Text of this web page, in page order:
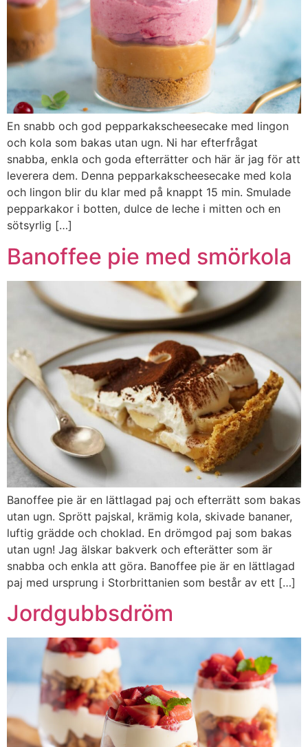
En snabb och god pepparkakscheesecake med lingon
och kola som bakas utan ugn. Ni har efterfrågat
snabba, enkla och goda efterrätter och här är jag för att
leverera dem. Denna pepparkakscheesecake med kola
och lingon blir du klar med på knappt 15 min. Smulade
pepparkakor i botten, dulce de leche i mitten och en
sötsyrlig […]
Banoffee pie med smörkola
Banoffee pie är en lättlagad paj och efterrätt som bakas
utan ugn. Sprött pajskal, krämig kola, skivade bananer,
luftig grädde och choklad. En drömgod paj som bakas
utan ugn! Jag älskar bakverk och efterätter som är
snabba och enkla att göra. Banoffee pie är en lättlagad
paj med ursprung i Storbrittanien som består av ett […]
Jordgubbsdröm